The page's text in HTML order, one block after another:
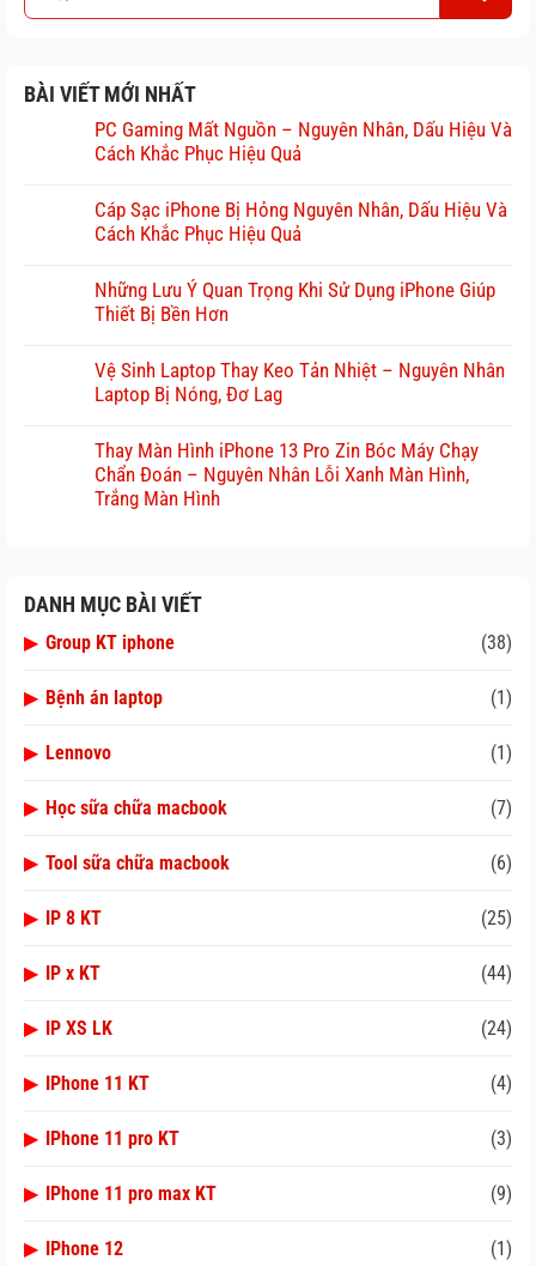
BÀI VIẾT MỚI NHẤT
PC Gaming Mất Nguồn – Nguyên Nhân, Dấu Hiệu Và
Cách Khắc Phục Hiệu Quả
Cáp Sạc iPhone Bị Hỏng Nguyên Nhân, Dấu Hiệu Và
Cách Khắc Phục Hiệu Quả
Những Lưu Ý Quan Trọng Khi Sử Dụng iPhone Giúp
Thiết Bị Bền Hơn
Vệ Sinh Laptop Thay Keo Tản Nhiệt – Nguyên Nhân
Laptop Bị Nóng, Đơ Lag
Thay Màn Hình iPhone 13 Pro Zin Bóc Máy Chạy
Chẩn Đoán – Nguyên Nhân Lỗi Xanh Màn Hình,
Trắng Màn Hình
DANH MỤC BÀI VIẾT
▶ Group KT iphone (38)
▶ Bệnh án laptop (1)
▶ Lennovo (1)
▶ Học sữa chữa macbook (7)
▶ Tool sữa chữa macbook (6)
▶ IP 8 KT (25)
▶ IP x KT (44)
▶ IP XS LK (24)
▶ IPhone 11 KT (4)
▶ IPhone 11 pro KT (3)
▶ IPhone 11 pro max KT (9)
▶ IPhone 12 (1)